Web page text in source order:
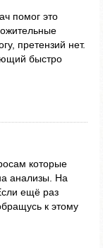
помог это
претензий нет.
быстро
которые
анализы. На
ещё раз
к этому